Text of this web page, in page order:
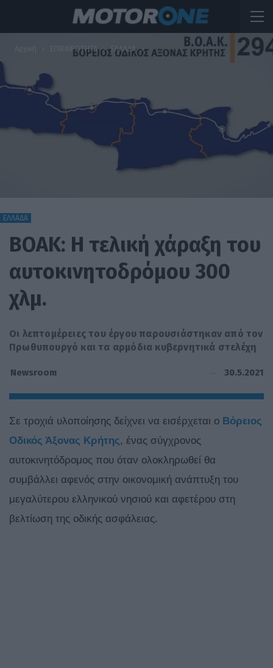
ΕΠΙΚΑΙΡΟΤΗΤΑ ΕΛΛΑΔΑ
ΕΛΛΑΔΑ
ΒΟΑΚ: Η τελική χάραξη του
αυτοκινητοδρόμου 300
χλμ.
Οι λεπτομέρειες του έργου παρουσιάστηκαν από τον
Πρωθυπουργό και τα αρμόδια κυβερνητικά στελέχη
Newsroom 30.5.2021
Σε τροχιά υλοποίησης δείχνει να εισέρχεται ο Βόρειος
Οδικός Άξονας Κρήτης, ένας σύγχρονος
αυτοκινητόδρομος που όταν ολοκληρωθεί θα
συμβάλλει αφενός στην οικονομική ανάπτυξη του
μεγαλύτερου ελληνικού νησιού και αφετέρου στη
βελτίωση της οδικής ασφάλειας.